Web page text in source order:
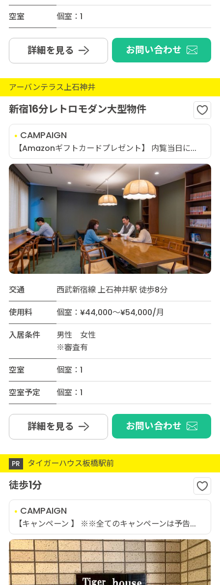
空室
個室：1
詳細を見る お問い合わせ
アーバンテラス上石神井
新宿16分レトロモダン大型物件
CAMPAIGN
【Amazonギフトカードプレゼント】 内覧当日に...
交通
西武新宿線 上石神井駅 徒歩8分
使用料
個室：¥44,000～¥54,000/月
入居条件
男性 女性
※審査有
空室
個室：1
空室予定
個室：1
詳細を見る お問い合わせ
PR タイガーハウス板橋駅前
徒歩1分
CAMPAIGN
【キャンペーン 】 ※※全てのキャンペーンは予告...